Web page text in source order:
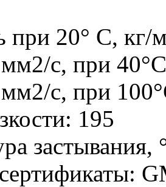
при 20° C, кг/
мм2/с, при
мм2/с, при
195
застывания,